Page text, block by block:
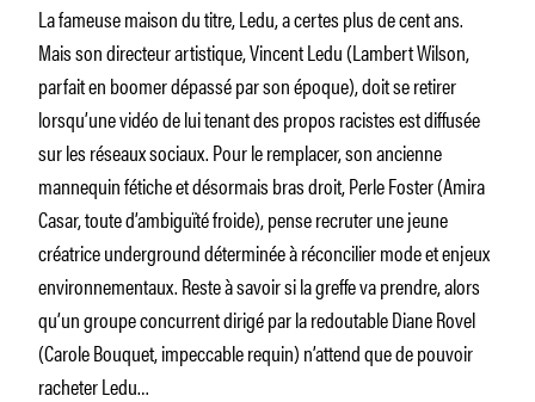
La fameuse maison du titre, Ledu, a certes plus de cent ans.
Mais son directeur artistique, Vincent Ledu (Lambert Wilson,
parfait en boomer dépassé par son époque), doit se retirer
lorsqu’une vidéo de lui tenant des propos racistes est diffusée
sur les réseaux sociaux. Pour le remplacer, son ancienne
mannequin fétiche et désormais bras droit, Perle Foster (Amira
Casar, toute d’ambiguïté froide), pense recruter une jeune
créatrice underground déterminée à réconcilier mode et enjeux
environnementaux. Reste à savoir si la greffe va prendre, alors
qu’un groupe concurrent dirigé par la redoutable Diane Rovel
(Carole Bouquet, impeccable requin) n’attend que de pouvoir
racheter Ledu…